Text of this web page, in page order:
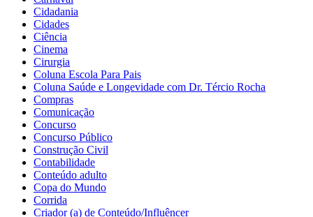
Cidadania
Cidades
Ciência
Cinema
Cirurgia
Coluna Escola Para Pais
Coluna Saúde e Longevidade com Dr. Tércio Rocha
Compras
Comunicação
Concurso
Concurso Público
Construção Civil
Contabilidade
Conteúdo adulto
Copa do Mundo
Corrida
Criador (a) de Conteúdo/Influêncer